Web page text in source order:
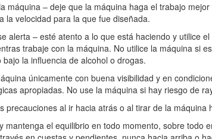
máquina – deje que la máquina haga el trabajo
la velocidad para la que fue diseñada.
alerta – esté atento a lo que está haciendo y utilice el
trabaje con la máquina. No utilice la máquina si
bajo la influencia de alcohol o drogas.
únicamente con buena visibilidad y en
apropiadas. No use la máquina si hay riesgo de
precauciones al ir hacia atrás o al tirar de la máquina
mantenga el equilibrio en todo momento, sobre todo
superiores a 68 °C.
la batería si la temperatura está fuera del intervalo
protección ocular; pantalón largo; calzado
recójaselo, y no lleve joyas sueltas que puedan
Se recomienda el uso de guantes de goma.
lesiones graves. Mantenga las manos y los pies